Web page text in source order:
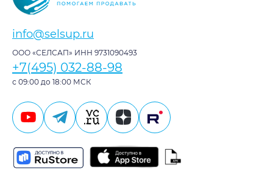
info@selsup.ru
ООО «СЕЛСАП» ИНН 9731090493
+7(495) 032-88-98
с 09:00 до 18:00 МСК